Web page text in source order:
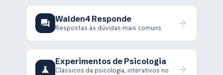
forum Walden4 Responde
Respostas às dúvidas mais comuns. arrow_forward
science
Experimentos de Psicologia
Clássicos da psicologia, interativos no
arrow_forward